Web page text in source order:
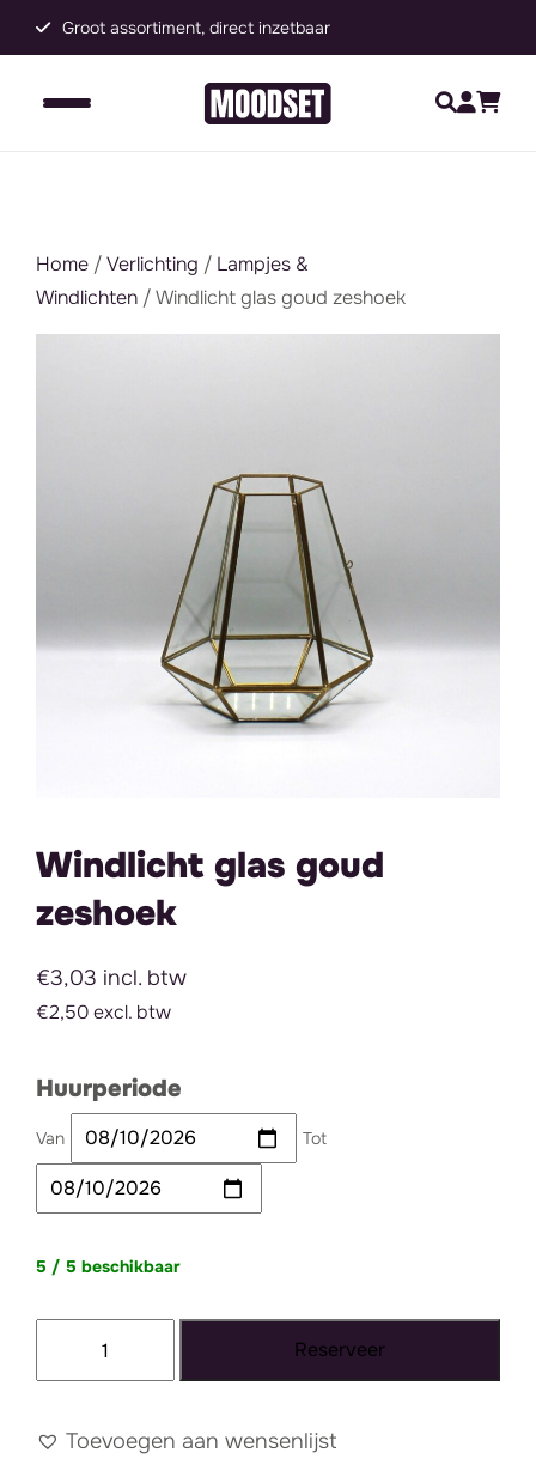
Groot assortiment, direct inzetbaar
Home /Verlichting / Lampjes &
Windlichten / Windlicht glas goud zeshoek
Windlicht glas goud
zeshoek
€3,03 incl. btw
€2,50 excl. btw
Huurperiode
Van Tot
5 / 5 beschikbaar
zeshoek
Reserveer
Toevoegen aan wensenlijst